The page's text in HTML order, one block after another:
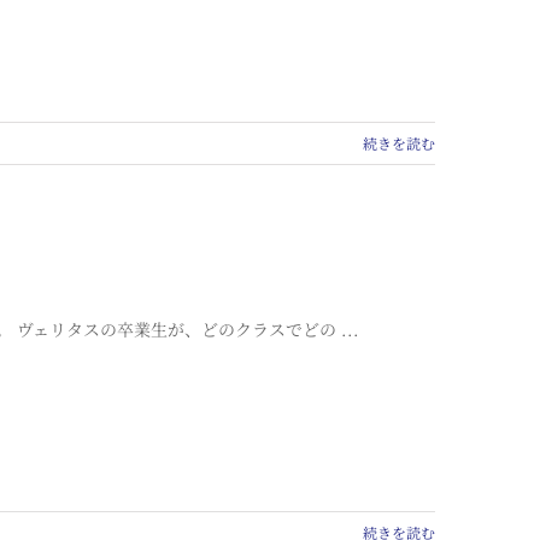
続きを読む
ヴェリタスの卒業生が、どのクラスでどの ...
続きを読む